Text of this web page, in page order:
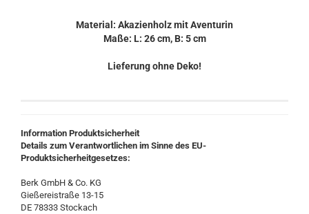
Material: Akazienholz mit Aventurin
Maße: L: 26 cm, B: 5 cm
Lieferung ohne Deko!
Information Produktsicherheit
Details zum Verantwortlichen im Sinne des EU-
Produktsicherheitgesetzes:
Berk GmbH & Co. KG
Gießereistraße 13-15
DE 78333 Stockach